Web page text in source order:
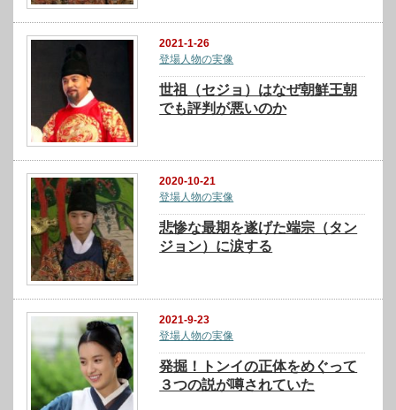
2021-1-26
登場人物の実像
世祖（セジョ）はなぜ朝鮮王朝
でも評判が悪いのか
2020-10-21
登場人物の実像
悲惨な最期を遂げた端宗（タン
ジョン）に涙する
2021-9-23
登場人物の実像
発掘！トンイの正体をめぐって
３つの説が噂されていた